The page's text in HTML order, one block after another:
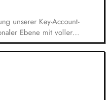
Nachbereitung von
und Seminaren zu
Themen. Beratung in
sowie
an geeignete
unserer Key-Account-
Ebene mit voller
Entwicklung und
Distributions- und
neuer
von Markt- und
Ableitung gezielter
Managements.